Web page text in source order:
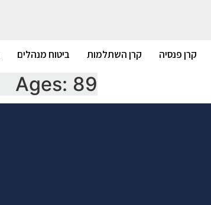
קרן פנסיה קרן השתלמות ביטוח מנהלים
Ages: 89